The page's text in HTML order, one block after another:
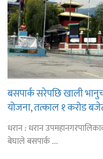
बसपार्क सरेपछि खाली
योजना, तत्काल १ करोड
धरान : धरान
बेघाले बसपार्क ...